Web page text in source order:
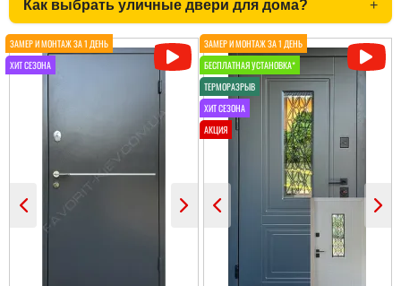
Двері непогані ц
встановили швидко, все
заробили і зробили як
Тетяна
Якісні, гарні двері.
Професійний монтаж.
Чудова робота
менеджерів у допомозі
вибору. Дуже дякую!
Как выбрать уличные двери для дома? +